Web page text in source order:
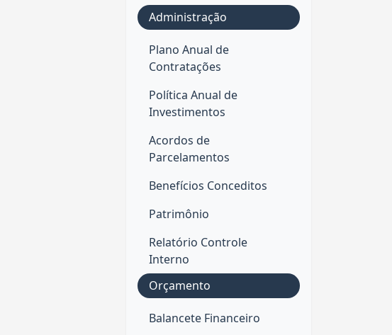
Administração
Plano Anual de
Contratações
Política Anual de
Investimentos
Acordos de
Parcelamentos
Benefícios Conceditos
Patrimônio
Relatório Controle
Interno
Orçamento
Balancete Financeiro